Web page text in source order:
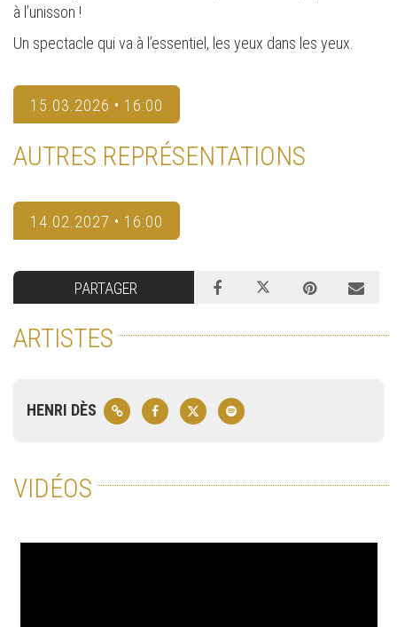
à l’unisson !
Un spectacle qui va à l’essentiel, les yeux dans les yeux.
15.03.2026 • 16:00
AUTRES REPRÉSENTATIONS
14.02.2027 • 16:00
PARTAGER
ARTISTES
HENRI DÈS
VIDÉOS